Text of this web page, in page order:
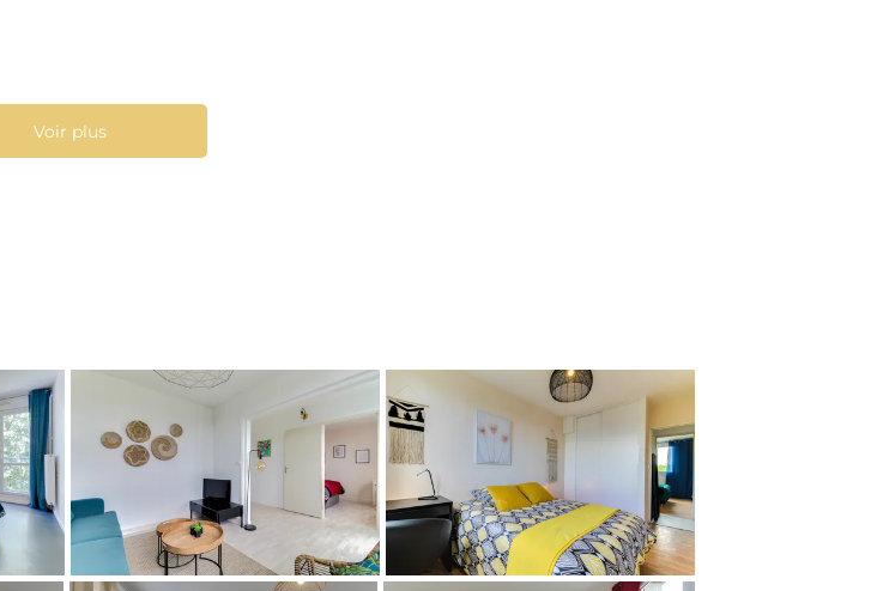
Voir plus